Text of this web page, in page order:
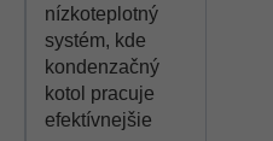
nízkoteplotný
systém, kde
kondenzačný
kotol pracuje
efektívnejšie